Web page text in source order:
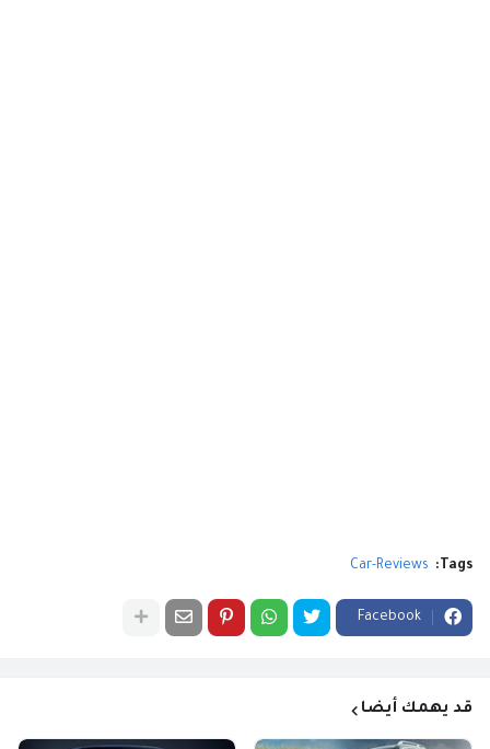
Tags:
Car-Reviews
Facebook
قد يهمك أيضا